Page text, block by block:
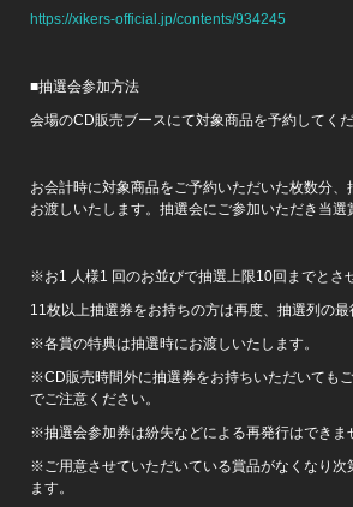
https://xikers-official.jp/contents/934245
■抽選会参加方法
会場のCD販売ブースにて対象商品を予約してくだ
お会計時に対象商品をご予約いただいた枚数分
お渡しいたします。抽選会にご参加いただき当選
※お1 人様1 回のお並びで抽選上限10回までとさ
11枚以上抽選券をお持ちの方は再度、抽選列の最
※各賞の特典は抽選時にお渡しいたします。
※CD販売時間外に抽選券をお持ちいただいても
でご注意ください。
※抽選会参加券は紛失などによる再発行はできま
※ご用意させていただいている賞品がなくなり次
ます。